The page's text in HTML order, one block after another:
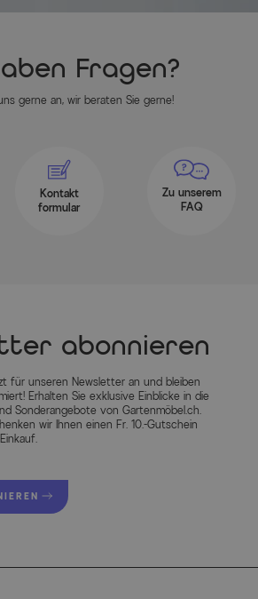
Fragen?
gerne an, wir beraten Sie gerne!
Kontakt
formular
Zu unserem
FAQ
abonnieren
für unseren Newsletter an und bleiben
Erhalten Sie exklusive Einblicke in die
Sonderangebote von Gartenmöbel.ch.
wir Ihnen einen Fr. 10.-Gutschein